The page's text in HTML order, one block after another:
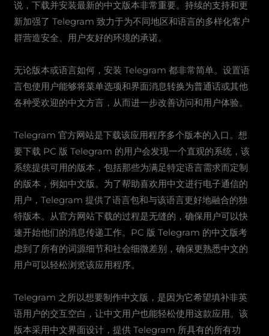
说，下载并安装最新的中文版本非常重要。持续的支持和更
新加强了 Telegram 致力于为不同地区和语言的多样化客户
群营造安全、用户友好的环境的承诺。
无论版本或语言如何，安装 Telegram 都非常简单。设置语
言包使用户能够将菜单选项和界面消息转换为普通话或其他
各种受欢迎的中文方言，从而进一步改善访问和用户体验。
Telegram 官方网站是下载该应用程序多个版本的入口。想
要下载 PC 版 Telegram 的用户会发现一个直观的系统，该
系统提供可用的版本，包括那些为满足特定语言需求而定制
的版本，例如中文版。为了帮助喜欢用中文进行电子通信的
用户，Telegram 提供了语言包和与该语言更好地融合的独
特版本。从官方网站下载的过程是无缝的，确保用户可以快
速开始他们的消息传递工作。PC 版 Telegram 的中文版考
虑到了所有的词源细节和社会细微差别，确保更熟悉中文的
用户可以轻松浏览该应用程序。
Telegram 之所以想要制作中文版，是因为它希望填补非英
语用户的交互空白，让中文用户也能轻松使用这款应用。该
版本采用中文界面设计，提供 Telegram 所具有的所有功